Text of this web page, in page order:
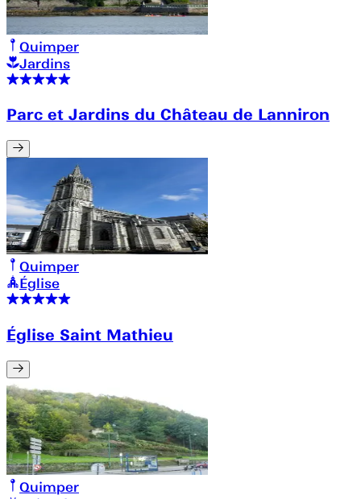
Quimper
Jardins
Parc et Jardins du Château de Lanniron
Quimper
Église
Église Saint Mathieu
Quimper